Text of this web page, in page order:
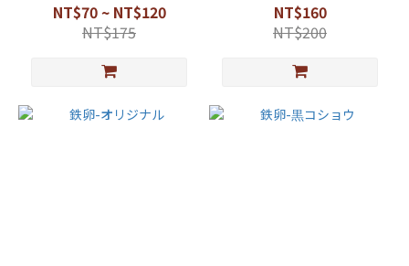
NT$70 ~ NT$120
NT$175
NT$160
NT$200